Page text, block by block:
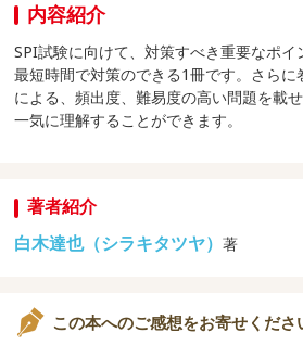
内容紹介
SPI試験に向けて、対策すべき重要なポイ
最短時間で対策のできる1冊です。さらに
による、頻出度、難易度の高い問題を載
一気に理解することができます。
著者紹介
白木達也（シラキタツヤ）著
この本へのご感想をお寄せくださ